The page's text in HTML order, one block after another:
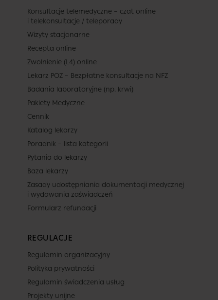
Konsultacje telemedyczne – czat online
i telekonsultacje / teleporady
Wizyty stacjonarne
Recepta online
Zwolnienie (L4) online
Lekarz POZ – Bezpłatne konsultacje na NFZ
Badania laboratoryjne (np. krwi)
Pakiety Medyczne
Cennik
Katalog lekarzy
Poradnik – lista kategorii
Pytania do lekarzy
Baza lekarzy
Zasady udostępniania dokumentacji medycznej
i wydawania zaświadczeń
Formularz refundacji
REGULACJE
Regulamin organizacyjny
Polityka prywatności
Regulamin świadczenia usług
Projekty unijne